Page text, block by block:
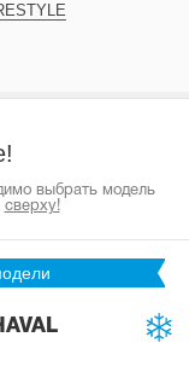
выбрать модель
сверху!